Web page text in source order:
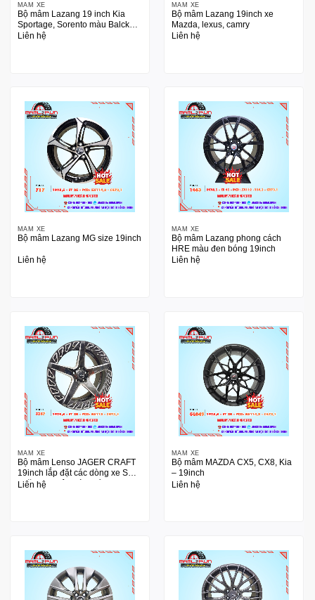
MÂM XE
Bộ mâm Lazang 19 inch Kia
Sportage, Sorento màu Balck
Machined
Liên hệ
MÂM XE
Bộ mâm Lazang 19inch xe
Mazda, lexus, camry
Liên hệ
MÂM XE
Bộ mâm Lazang MG size 19inch
Liên hệ
MÂM XE
Bộ mâm Lazang phong cách
HRE màu đen bóng 19inch
Liên hệ
MÂM XE
Bộ mâm Lenso JAGER CRAFT
19inch lắp đặt các dòng xe SUV
hoặc xe Nhật, Hàn Đức
Liên hệ
MÂM XE
Bộ mâm MAZDA CX5, CX8, Kia
– 19inch
Liên hệ